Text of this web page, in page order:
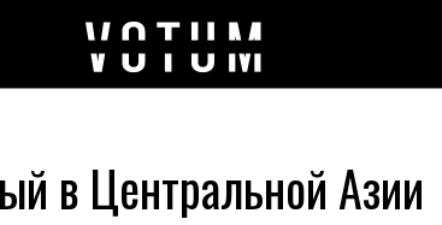
в Центральной Азии